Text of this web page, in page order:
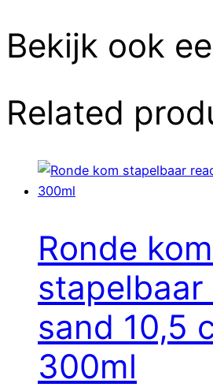
Bekijk ook
Related
Ronde kom
sand 10,5
300ml